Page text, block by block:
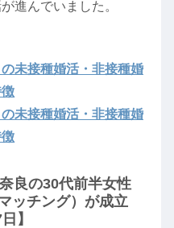
進んでいました。
未接種婚活・非接種婚
未接種婚活・非接種婚
良の30代前半女性
ッチング）が成立
】